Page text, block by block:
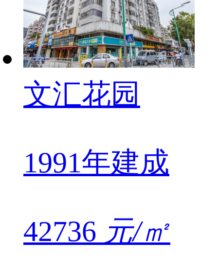
文汇花园
1991年建成
42736 元/㎡